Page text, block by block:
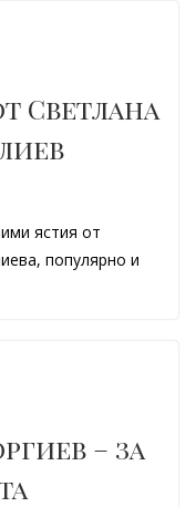
Светлана
ястия от
популярно и
– за